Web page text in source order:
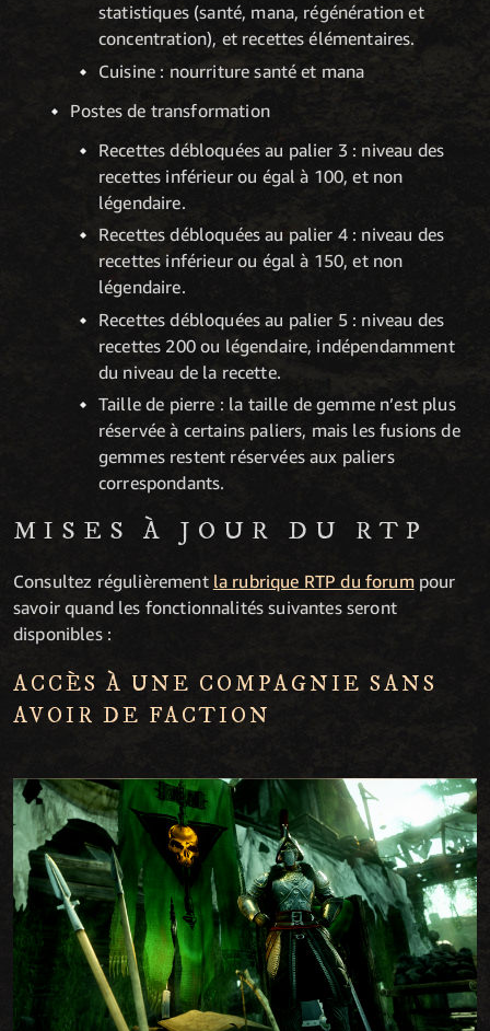
statistiques (santé, mana, régénération et
concentration), et recettes élémentaires.
Cuisine : nourriture santé et mana
Postes de transformation
Recettes débloquées au palier 3 : niveau des
recettes inférieur ou égal à 100, et non
légendaire.
Recettes débloquées au palier 4 : niveau des
recettes inférieur ou égal à 150, et non
légendaire.
Recettes débloquées au palier 5 : niveau des
recettes 200 ou légendaire, indépendamment
du niveau de la recette.
Taille de pierre : la taille de gemme n’est plus
réservée à certains paliers, mais les fusions de
gemmes restent réservées aux paliers
correspondants.
MISES À JOUR DU RTP
Consultez régulièrement la rubrique RTP du forumpour
savoir quand les fonctionnalités suivantes seront
disponibles :
ACCÈS À UNE COMPAGNIE SANS
AVOIR DE FACTION